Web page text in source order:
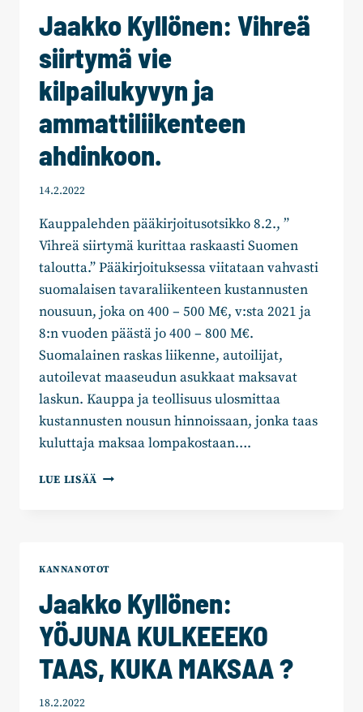
Jaakko Kyllönen: Vihreä
siirtymä vie
kilpailukyvyn ja
ammattiliikenteen
ahdinkoon.
14.2.2022
Kauppalehden pääkirjoitusotsikko 8.2., ”
Vihreä siirtymä kurittaa raskaasti Suomen
taloutta.” Pääkirjoituksessa viitataan vahvasti
suomalaisen tavaraliikenteen kustannusten
nousuun, joka on 400 – 500 M€, v:sta 2021 ja
8:n vuoden päästä jo 400 – 800 M€.
Suomalainen raskas liikenne, autoilijat,
autoilevat maaseudun asukkaat maksavat
laskun. Kauppa ja teollisuus ulosmittaa
kustannusten nousun hinnoissaan, jonka taas
kuluttaja maksaa lompakostaan….
LUE LISÄÄ JAAKKO
AMMATTILIIKENTEEN
AHDINKOON.
KANNANOTOT
Jaakko Kyllönen:
YÖJUNA KULKEEEKO
TAAS, KUKA MAKSAA ?
18.2.2022